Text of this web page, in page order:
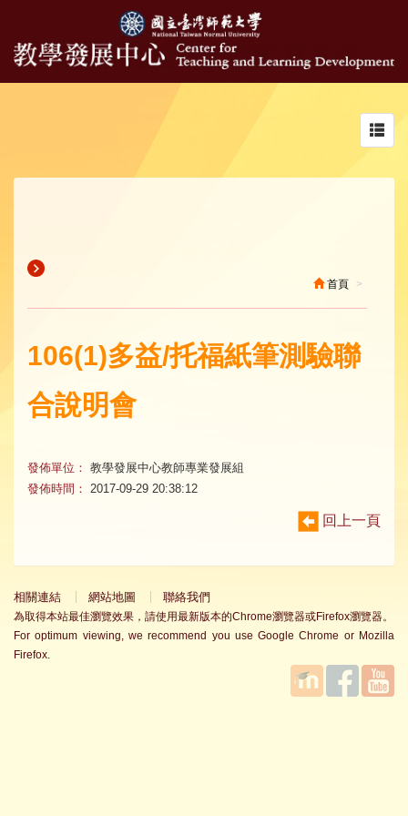
首頁
106(1)多益/托福紙筆測驗聯
合說明會
發佈單位： 教學發展中心教師專業發展組
發佈時間：
2017-09-29 20:38:12
回上一頁
相關連結 網站地圖 聯絡我們
為取得本站最佳瀏覽效果，請使用最新版本的Chrome瀏覽器或Firefox瀏覽器。
For optimum viewing, we recommend you use Google Chrome or Mozilla
Firefox.